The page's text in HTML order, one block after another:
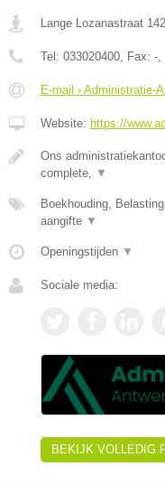
Lange Lozanastraat
Tel: 033020400, Fax: -,
E-mail › Administratie-
Website: https://
Ons
complete, ▼
Boekhouding,
aangifte ▼
Openingstijden ▼
Sociale media:
BEKIJK VOLLEDIG